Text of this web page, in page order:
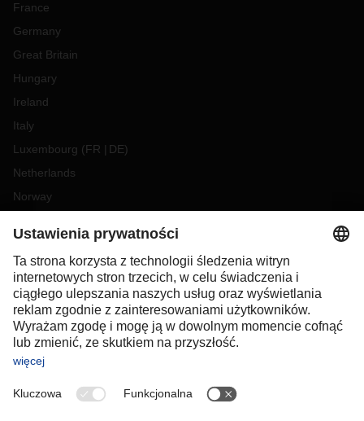
France
Germany
Great Britain
Hungary
Ireland
Italy
Luxembourg (FR DE)
Netherlands
Norway
Romania
Slovakia
Spain
Sweden
Switzerland